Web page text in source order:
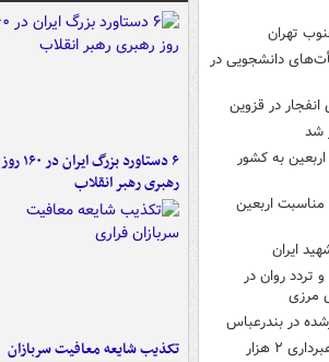
تهران
دانشجویی در
در قزوین
شد
زائر اربعین به کشور
مناسبت اربعین
ایران
تردد روان در
مرزی
دستگیری اعضای باند کلاهبرداری ۲ هزار
۶ دستاورد بزرگ ایران در ۱۶۰ روز
رهبری رهبر انقلاب
تکذیب شایعه معافیت سربازان